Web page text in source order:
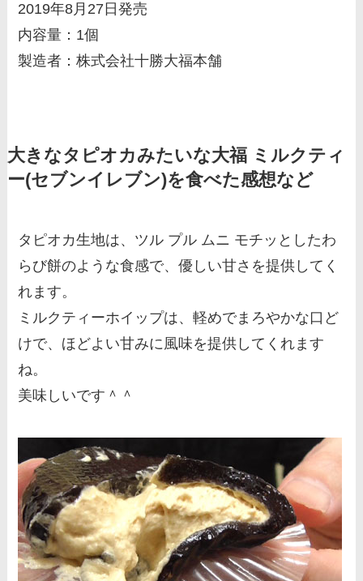
2019年8月27日発売
内容量：1個
製造者：株式会社十勝大福本舗
大きなタピオカみたいな大福 ミルクティ
ー(セブンイレブン)を食べた感想など
タピオカ生地は、ツル プル ムニ モチッとしたわ
らび餅のような食感で、優しい甘さを提供してく
れます。
ミルクティーホイップは、軽めでまろやかな口ど
けで、ほどよい甘みに風味を提供してくれます
ね。
美味しいです＾＾